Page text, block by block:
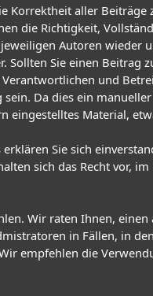
Korrektheit aller
die Richtigkeit,
Autoren wieder
Sollten Sie einen Beitrag
und
Da dies ein
eingestelltes Material,
Sie sich
sich das Recht vor,
Wir raten Ihnen, einen
in Fällen, in
empfehlen die